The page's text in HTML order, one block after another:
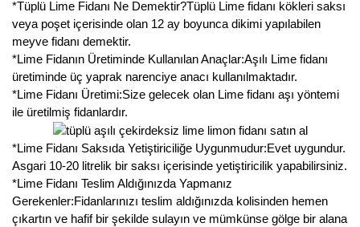
*Tüplü Lime Fidanı Ne Demektir?Tüplü Lime fidanı kökleri saksı
veya poşet içerisinde olan 12 ay boyunca dikimi yapılabilen
meyve fidanı demektir.
*Lime Fidanın Üretiminde Kullanılan Anaçlar:Aşılı Lime fidanı
üretiminde üç yaprak narenciye anacı kullanılmaktadır.
*Lime Fidanı Üretimi:Size gelecek olan Lime fidanı aşı yöntemi
ile üretilmiş fidanlardır.
*Lime Fidanı Saksıda Yetiştiriciliğe Uygunmudur:Evet uygundur.
Asgari 10-20 litrelik bir saksı içerisinde yetiştiricilik yapabilirsiniz.
*Lime Fidanı Teslim Aldığınızda Yapmanız
Gerekenler:Fidanlarınızı teslim aldığınızda kolisinden hemen
çıkartın ve hafif bir şekilde sulayın ve mümkünse gölge bir alana